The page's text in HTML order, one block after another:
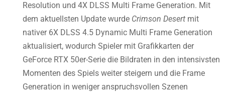
Resolution und 4X DLSS Multi Frame Generation. Mit
dem aktuellsten Update wurde Crimson Desert mit
nativer 6X DLSS 4.5 Dynamic Multi Frame Generation
aktualisiert, wodurch Spieler mit Grafikkarten der
GeForce RTX 50er-Serie die Bildraten in den intensivsten
Momenten des Spiels weiter steigern und die Frame
Generation in weniger anspruchsvollen Szenen